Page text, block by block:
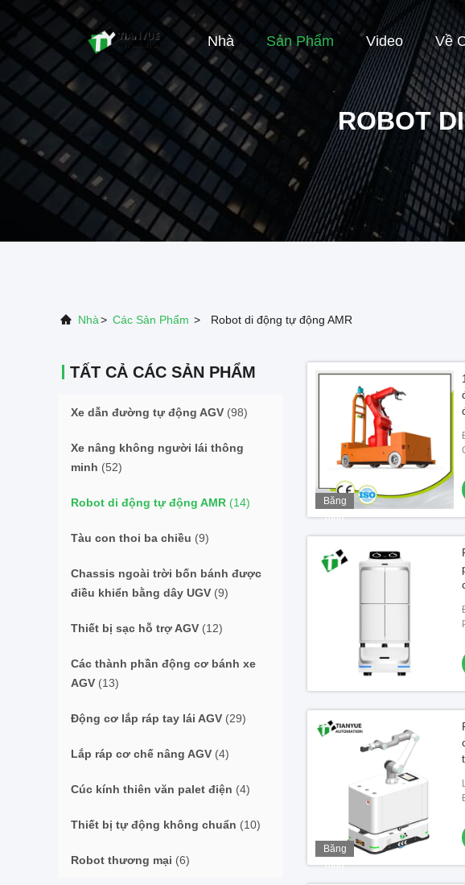
Nhà Sản Phẩm Video Về
ROBOT
Nhà> Các Sản Phẩm > Robot di động tự động AMR
TẤT CẢ CÁC SẢN PHẨM
Xe dẫn đường tự động AGV (98)
Xe nâng không người lái thông
minh (52)
Robot di động tự động AMR (14)
Tàu con thoi ba chiều (9)
Chassis ngoài trời bốn bánh được
điều khiển bằng dây UGV (9)
Thiết bị sạc hỗ trợ AGV (12)
Các thành phần động cơ bánh xe
AGV (13)
Động cơ lắp ráp tay lái AGV (29)
Lắp ráp cơ chế nâng AGV (4)
Cúc kính thiên văn palet điện (4)
Thiết bị tự động không chuẩn (10)
Robot thương mại (6)
Băng
hình
Băng
hình